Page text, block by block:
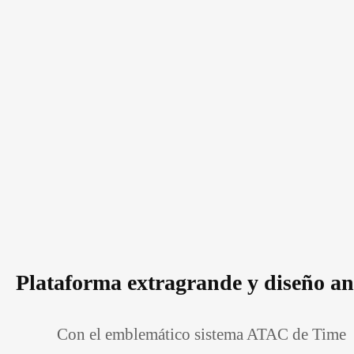
Plataforma extragrande y diseño
Con el emblemático sistema ATAC de Time